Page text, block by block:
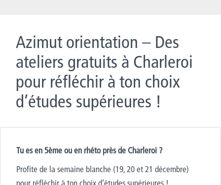
Rencontrez-nous
Inscriptions
Azimut orientation – Des
ateliers gratuits à Charleroi
pour réfléchir à ton choix
d’études supérieures !
Tu es en 5ème ou en rhéto près de Charleroi ?
Profite de la semaine blanche (19, 20 et 21 décembre)
pour réfléchir à ton choix d’études supérieures !